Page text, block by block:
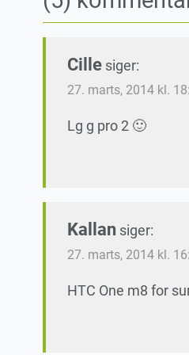
Cille siger:
27. marts, 2014 kl.
Lg g pro 2 🙂
Kallan siger:
27. marts, 2014 kl.
HTC One m8 for